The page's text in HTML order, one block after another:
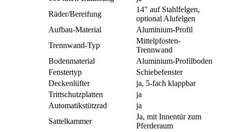
Räder/Bereifung
14" auf Stahlfelgen,
optional Alufelgen
Aufbau-Material
Aluminium-Profil
Trennwand-Typ
Mittelpfosten-
Trennwand
Bodenmaterial
Aluminium-Profilboden
Fenstertyp
Schiebefenster
Deckenlüfter
ja, 5-fach klappbar
Trittschutzplatten
ja
Automatikstützrad
ja
Sattelkammer
Ja, mit Innentür zum
Pferderaum